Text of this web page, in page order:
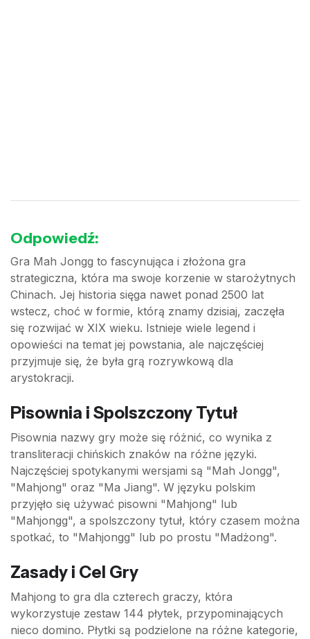
Odpowiedź:
Gra Mah Jongg to fascynująca i złożona gra
strategiczna, która ma swoje korzenie w starożytnych
Chinach. Jej historia sięga nawet ponad 2500 lat
wstecz, choć w formie, którą znamy dzisiaj, zaczęła
się rozwijać w XIX wieku. Istnieje wiele legend i
opowieści na temat jej powstania, ale najczęściej
przyjmuje się, że była grą rozrywkową dla
arystokracji.
Pisownia i Spolszczony Tytuł
Pisownia nazwy gry może się różnić, co wynika z
transliteracji chińskich znaków na różne języki.
Najczęściej spotykanymi wersjami są "Mah Jongg",
"Mahjong" oraz "Ma Jiang". W języku polskim
przyjęło się używać pisowni "Mahjong" lub
"Mahjongg", a spolszczony tytuł, który czasem można
spotkać, to "Mahjongg" lub po prostu "Madżong".
Zasady i Cel Gry
Mahjong to gra dla czterech graczy, która
wykorzystuje zestaw 144 płytek, przypominających
nieco domino. Płytki są podzielone na różne kategorie,